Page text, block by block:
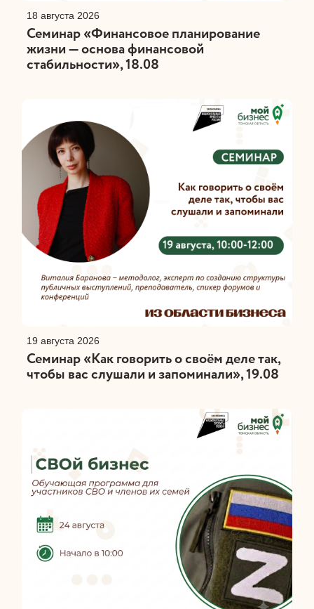
18 августа 2026
Семинар «Финансовое планирование
жизни — основа финансовой
стабильности», 18.08
19 августа 2026
Семинар «Как говорить о своём деле так,
чтобы вас слушали и запоминали», 19.08